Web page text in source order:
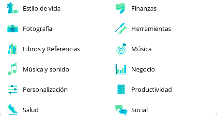
Estilo de vida Finanzas
Fotografía Herramientas
Libros y Referencias Música
Música y sonido Negocio
Personalización Productividad
Salud Social